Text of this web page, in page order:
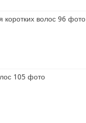
коротких волос 96 фото
105 фото